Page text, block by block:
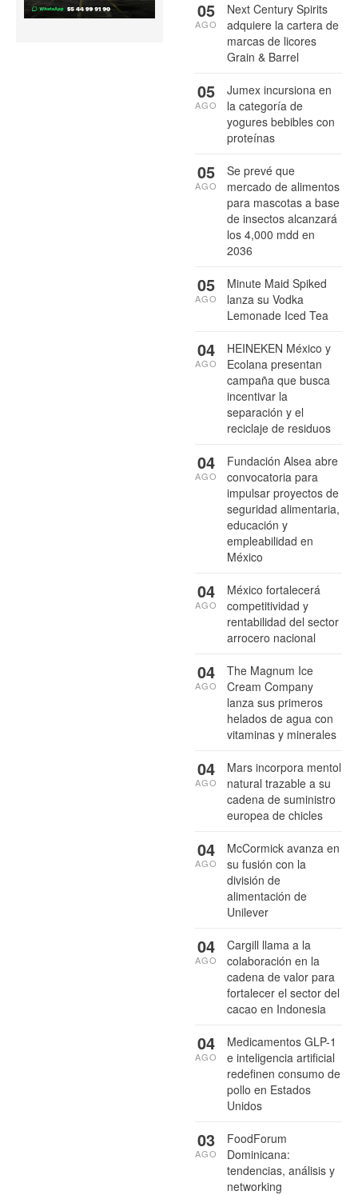
Next Century Spirits
adquiere la cartera de
marcas de licores
Grain & Barrel
05
AGO
Jumex incursiona en
la categoría de
yogures bebibles con
proteínas
05
AGO
Se prevé que
mercado de alimentos
para mascotas a base
de insectos alcanzará
los 4,000 mdd en
2036
05
AGO
Minute Maid Spiked
lanza su Vodka
Lemonade Iced Tea
05
AGO
HEINEKEN México y
Ecolana presentan
campaña que busca
incentivar la
separación y el
reciclaje de residuos
04
AGO
Fundación Alsea abre
convocatoria para
impulsar proyectos de
seguridad alimentaria,
educación y
empleabilidad en
México
04
AGO
México fortalecerá
competitividad y
rentabilidad del sector
arrocero nacional
04
AGO
The Magnum Ice
Cream Company
lanza sus primeros
helados de agua con
vitaminas y minerales
04
AGO
Mars incorpora mentol
natural trazable a su
cadena de suministro
europea de chicles
04
AGO
McCormick avanza en
su fusión con la
división de
alimentación de
Unilever
04
AGO
Cargill llama a la
colaboración en la
cadena de valor para
fortalecer el sector del
cacao en Indonesia
04
AGO
Medicamentos GLP-1
e inteligencia artificial
redefinen consumo de
pollo en Estados
Unidos
04
AGO
FoodForum
Dominicana:
tendencias, análisis y
networking
03
AGO